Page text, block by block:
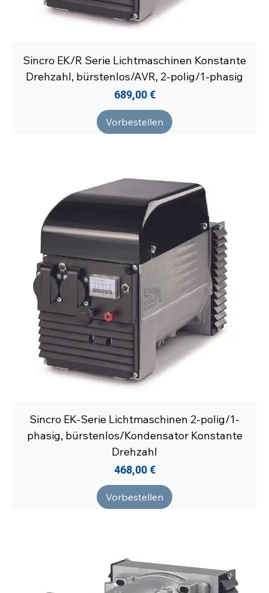
Sincro EK/R Serie Lichtmaschinen Konstante
Drehzahl, bürstenlos/AVR, 2-polig/1-phasig
Preis
689,00 €
Vorbestellen
Sincro EK-Serie Lichtmaschinen 2-polig/1-
phasig, bürstenlos/Kondensator Konstante
Drehzahl
Preis
468,00 €
Vorbestellen